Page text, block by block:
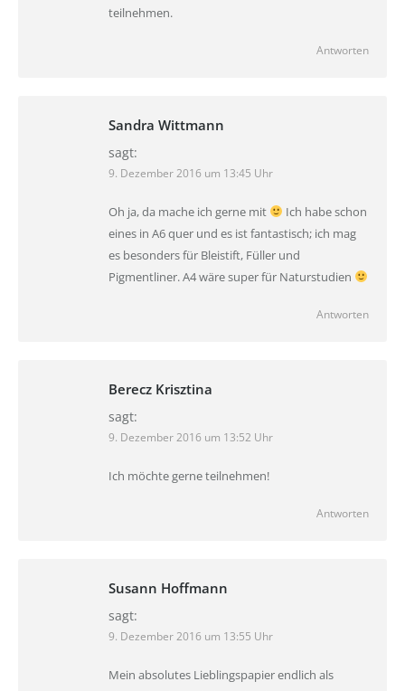
teilnehmen.
Antworten
Sandra Wittmann
sagt:
9. Dezember 2016 um 13:45 Uhr
Oh ja, da mache ich gerne mit
Ich habe schon
eines in A6 quer und es ist fantastisch; ich mag
es besonders für Bleistift, Füller und
Pigmentliner. A4 wäre super für Naturstudien
Antworten
Berecz Krisztina
sagt:
9. Dezember 2016 um 13:52 Uhr
Ich möchte gerne teilnehmen!
Antworten
Susann Hoffmann
sagt:
9. Dezember 2016 um 13:55 Uhr
Mein absolutes Lieblingspapier endlich als